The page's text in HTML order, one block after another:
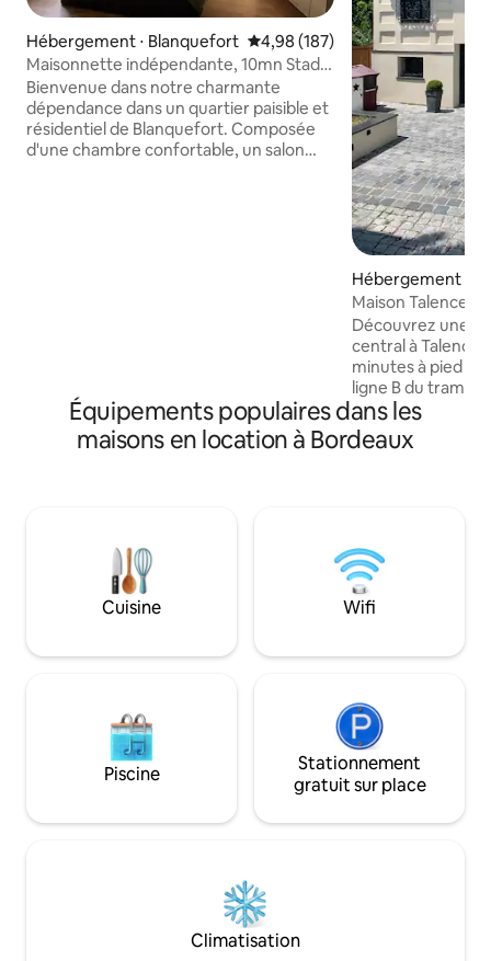
Hébergement ⋅ Blanquefort Évaluation moyenne sur la
4,98 (187)
Maisonnette indépendante, 10mn Stade
Parc des expo
Bienvenue dans notre charmante
dépendance dans un quartier paisible et
résidentiel de Blanquefort. Composée
d'une chambre confortable, un salon
Hébergement ⋅
Maison Talence
parking et jardin
Découvrez une
central à Talence,
minutes à pied
ligne B du
facile aux
climatisée
spacieuses et
apprécierez le
cuisine équipée avec
fêtes autorisées
Équipements populaires dans les
maisons en location à Bordeaux
Cuisine Wifi
Piscine
Stationnement
gratuit sur place
Climatisation